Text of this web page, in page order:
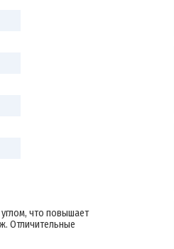
что повышает
Отличительные